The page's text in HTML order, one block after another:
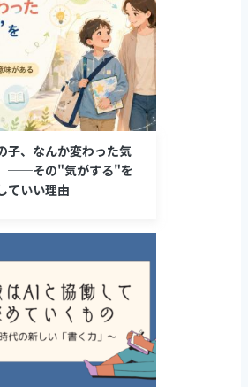
子、なんか変わった気
──その"気がする"を
ていい理由